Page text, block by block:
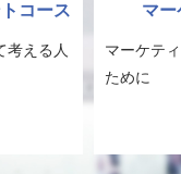
コース
考える人
マー
マーケテ
ために